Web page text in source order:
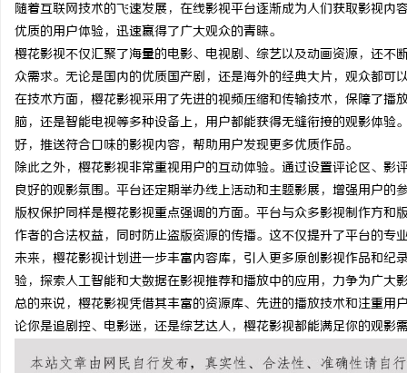
随着互联网技术的飞速发展，在线影视平台逐渐成为人们获取影视内
优质的用户体验，迅速赢得了广大观众的青睐。
樱花影视不仅汇聚了海量的电影、电视剧、综艺以及动画资源，还
众需求。无论是国内的优质国产剧，还是海外的经典大片，观众都可
在技术方面，樱花影视采用了先进的视频压缩和传输技术，保障了
脑，还是智能电视等多种设备上，用户都能获得无缝衔接的观影体
好，推送符合口味的影视内容，帮助用户发现更多优质作品。
除此之外，樱花影视非常重视用户的互动体验。通过设置评论区、
良好的观影氛围。平台还定期举办线上活动和主题影展，增强用户的
版权保护同样是樱花影视重点强调的方面。平台与众多影视制作方
作者的合法权益，同时防止盗版资源的传播。这不仅提升了平台的专
未来，樱花影视计划进一步丰富内容库，引入更多原创影视作品和
验，探索人工智能和大数据在影视推荐和播放中的应用，力争为广大
总的来说，樱花影视凭借其丰富的资源库、先进的播放技术和注重
论你是追剧控、电影迷，还是综艺达人，樱花影视都能满足你的观影